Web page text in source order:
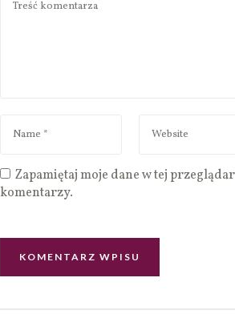
Zapamiętaj moje dane w tej
komentarzy.